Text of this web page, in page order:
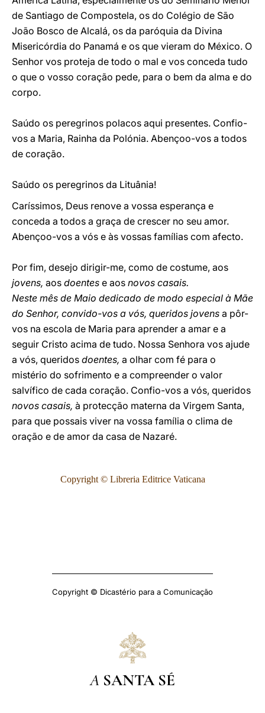
de Santiago de Compostela, os do Colégio de São
João Bosco de Alcalá, os da paróquia da Divina
Misericórdia do Panamá e os que vieram do México. O
Senhor vos proteja de todo o mal e vos conceda tudo
o que o vosso coração pede, para o bem da alma e do
corpo.
Saúdo os peregrinos polacos aqui presentes. Confio-
vos a Maria, Rainha da Polónia. Abençoo-vos a todos
de coração.
Saúdo os peregrinos da Lituânia!
Caríssimos, Deus renove a vossa esperança e
conceda a todos a graça de crescer no seu amor.
Abençoo-vos a vós e às vossas famílias com afecto.
Por fim, desejo dirigir-me, como de costume, aos
jovens, aos doentes e aos novos casais.
Neste mês de Maio dedicado de modo especial à Mãe
do Senhor, convido-vos a vós, queridos jovens a pôr-
vos na escola de Maria para aprender a amar e a
seguir Cristo acima de tudo. Nossa Senhora vos ajude
a vós, queridos doentes, a olhar com fé para o
mistério do sofrimento e a compreender o valor
salvífico de cada coração. Confio-vos a vós, queridos
novos casais, à protecção materna da Virgem Santa,
para que possais viver na vossa família o clima de
oração e de amor da casa de Nazaré.
Copyright © Libreria Editrice Vaticana
Copyright © Dicastério para a Comunicação
A SANTA SÉ